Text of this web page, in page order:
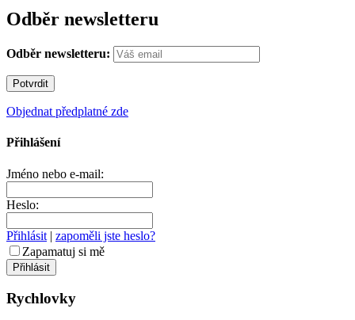
Odběr newsletteru
Odběr newsletteru:
Objednat předplatné zde
Přihlášení
Jméno nebo e-mail:
Heslo:
Přihlásit | zapoměli jste heslo?
Zapamatuj si mě
Rychlovky